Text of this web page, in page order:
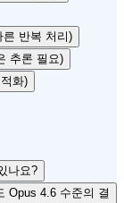
반복 처리)
추론 필요)
화)
나요?
Opus 4.6 수준의 결